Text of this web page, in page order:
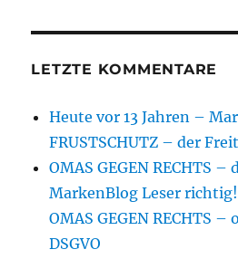
LETZTE KOMMENTARE
Heute vor 13 Jahren –
FRUSTSCHUTZ – der
OMAS GEGEN RECHTS –
MarkenBlog Leser
OMAS GEGEN RECHTS
DSGVO